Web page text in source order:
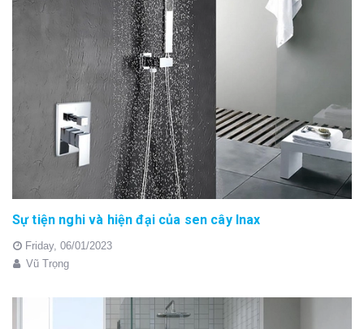
Sự tiện nghi và hiện đại của sen cây Inax
Friday, 06/01/2023
Vũ Trọng